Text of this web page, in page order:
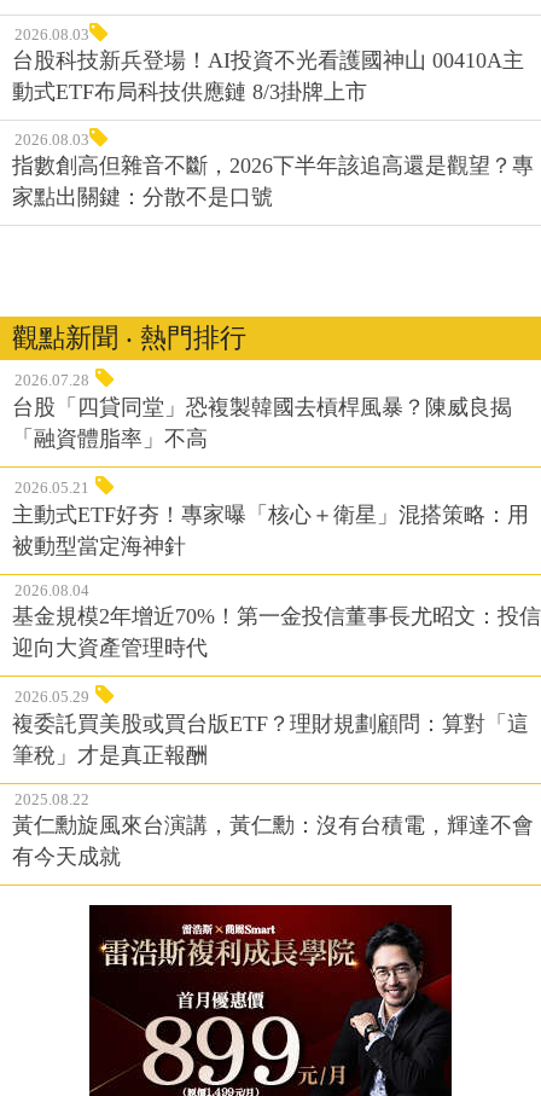
2026.08.03
台股科技新兵登場！AI投資不光看護國神山 00410A主
動式ETF布局科技供應鏈 8/3掛牌上市
2026.08.03
指數創高但雜音不斷，2026下半年該追高還是觀望？專
家點出關鍵：分散不是口號
觀點新聞 ‧ 熱門排行
2026.07.28
台股「四貸同堂」恐複製韓國去槓桿風暴？陳威良揭
「融資體脂率」不高
2026.05.21
主動式ETF好夯！專家曝「核心＋衛星」混搭策略：用
被動型當定海神針
2026.08.04
基金規模2年增近70%！第一金投信董事長尤昭文：投信
迎向大資產管理時代
2026.05.29
複委託買美股或買台版ETF？理財規劃顧問：算對「這
筆稅」才是真正報酬
2025.08.22
黃仁勳旋風來台演講，黃仁勳：沒有台積電，輝達不會
有今天成就